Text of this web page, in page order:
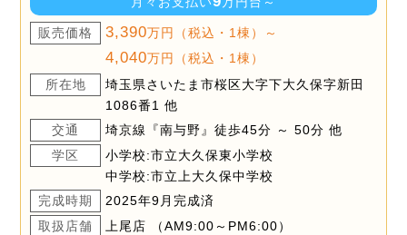
販売価格 3,390万円（税込・1棟）～
4,040万円（税込・1棟）
所在地
埼玉県さいたま市桜区大字下大久保字新田
1086番1 他
交通
埼京線『南与野』徒歩45分 ～ 50分 他
学区
小学校:市立大久保東小学校
中学校:市立上大久保中学校
完成時期
2025年9月完成済
取扱店舗
上尾店 （AM9:00～PM6:00）